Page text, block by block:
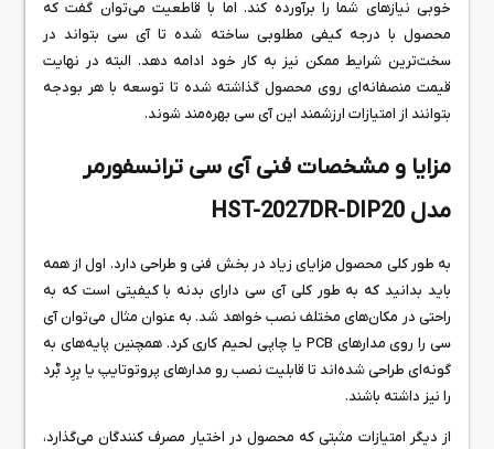
خوبی نیازهای شما را برآورده کند. اما با قاطعیت می‌توان گفت که
محصول با درجه کیفی مطلوبی ساخته شده تا آی سی بتواند در
سخت‌ترین شرایط ممکن نیز به کار خود ادامه دهد. البته در نهایت
قیمت منصفانه‌ای روی محصول گذاشته شده تا توسعه با هر بودجه
بتوانند از امتیازات ارزشمند این آی سی بهره‌مند شوند.
مزایا و مشخصات فنی آی سی ترانسفورمر
مدل HST-2027DR-DIP20
به طور کلی محصول مزایای زیاد در بخش فنی و طراحی دارد. اول از همه
باید بدانید که به طور کلی آی سی دارای بدنه با کیفیتی است که به
راحتی در مکان‌های مختلف نصب خواهد شد. به عنوان مثال می‌توان آی
سی را روی مدارهای PCB یا چاپی لحیم کاری کرد. همچنین پایه‌های به
گونه‌ای طراحی شده‌اند تا قابلیت نصب رو مدارهای پروتوتایپ یا بِرِد بٌرد
را نیز داشته باشند.
از دیگر امتیازات مثبتی که محصول در اختیار مصرف کنندگان می‌گذارد،